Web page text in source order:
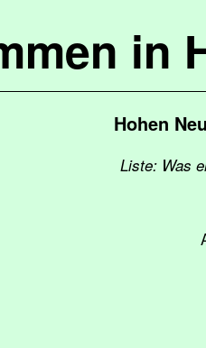
in
Hohen
Liste: Was